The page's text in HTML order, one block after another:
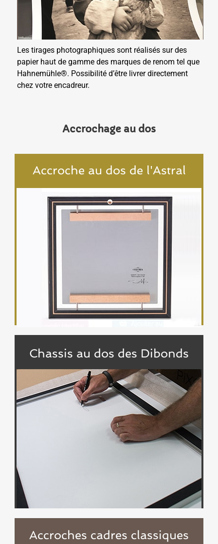
Les tirages photographiques sont réalisés sur des
papier haut de gamme des marques de renom tel que
Hahnemühle®. Possibilité d’être livrer directement
chez votre encadreur.
Accrochage au dos
Accroche au dos de l'Astral
Chassis au dos des Dibonds
Accroches cadres classiques